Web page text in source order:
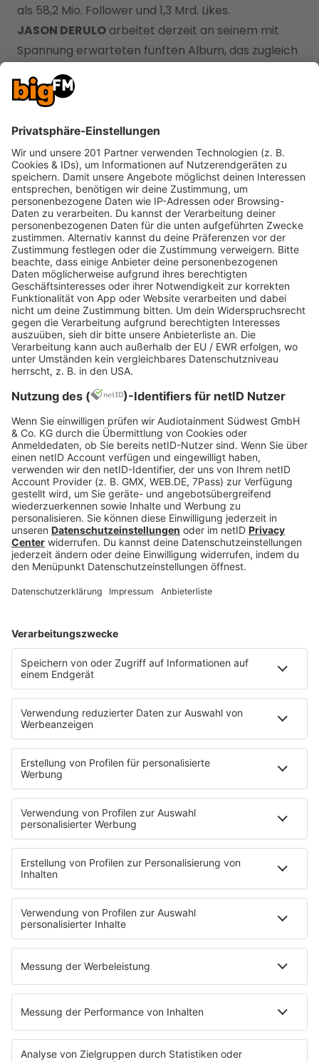
als 58,2 Mio. Follower und 1,3 Mrd. Likes.
JASON DERULO arbeitet derzeit an seinem mit
Spannung erwarteten fünften Album, das zugleich
sein erstes bei Atlantic Records sein wird. Einen
ersten Vorgeschmack geben die im Februar
veröffentlichte Single „Saturday/Sunday“ mit David
Guetta, sowie die neuen Songs „Glad U Came“ und
„When Love Sucks“ feat. Dido.
The last dance - WORLD TOUR
Noah Roberto
HOME
INFOS
Kontakt
Jobs & Praktika
Pressekontakt
Presse & Downloads
Wetter
EMPFANG
Übersicht
bigFM App
radio.de
radioplayer.de